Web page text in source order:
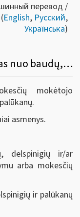
перевод /
English, Русский,
Українська)
Mokesčių mokėtojo atleidimas nuo baudų, delspinigių ir palūkanų
mokėtojo
asmenys.
delspinigių ir/ar
arba mokesčių
ir palūkanų